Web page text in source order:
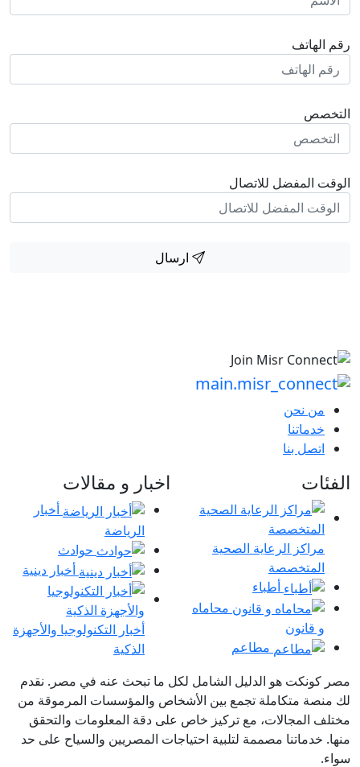
رقم الهاتف
التخصص
الوقت المفضل للاتصال
ارسال
من نحن
خدماتنا
اتصل بنا
الفئات
مراكز الرعاية الصحية
المتخصصة
أطباء
محاماه
و قانون
مطاعم
اخبار و مقالات
أخبار
الرياضة
حوادث
أخبار دينية
أخبار التكنولوجيا والأجهزة
الذكية
مصر كونكت هو الدليل الشامل لكل ما تبحث عنه في مصر. نقدم
لك منصة متكاملة تجمع بين الأشخاص والمؤسسات المرموقة من
مختلف المجالات، مع تركيز خاص على دقة المعلومات والتحقق
منها. خدماتنا مصممة لتلبية احتياجات المصريين والسياح على حد
سواء.